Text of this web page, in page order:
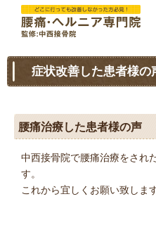
症状改善した患者様の
腰痛治療した患者様の声
中西接骨院で腰痛治療をされ
す。
これから宜しくお願い致します